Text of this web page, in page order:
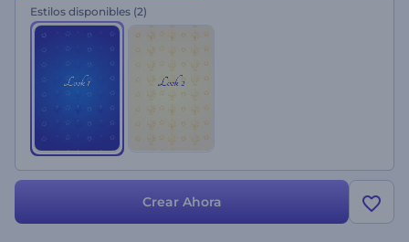
Estilos disponibles (2)
Crear Ahora